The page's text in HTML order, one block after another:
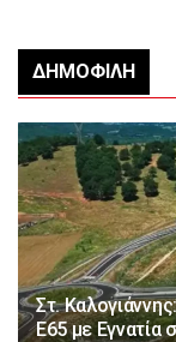
ΔΗΜΟΦΙΛΉ
Στ.
Ε65 με Εγνατία